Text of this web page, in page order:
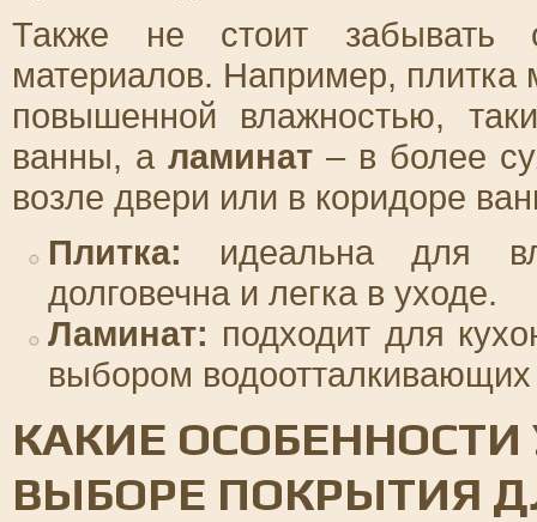
Также не стоит забывать
материалов. Например, плитка
повышенной влажностью,
ванны, а ламинат – в более
возле двери или в коридоре
Плитка: идеальна для
долговечна и легка в уходе.
Ламинат: подходит для
выбором
КАКИЕ
ВЫБОРЕ ПОКРЫТИЯ